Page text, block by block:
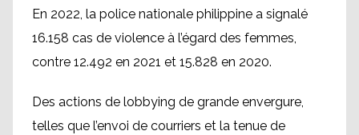
En 2022, la police nationale philippine a signalé
16.158 cas de violence à l’égard des femmes,
contre 12.492 en 2021 et 15.828 en 2020.
Des actions de lobbying de grande envergure,
telles que l’envoi de courriers et la tenue de